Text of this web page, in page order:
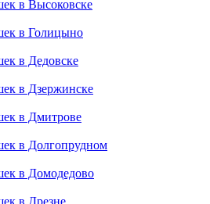
в Высоковске
в Голицыно
в Дедовске
в Дзержинске
в Дмитрове
в Долгопрудном
в Домодедово
в Дрезне